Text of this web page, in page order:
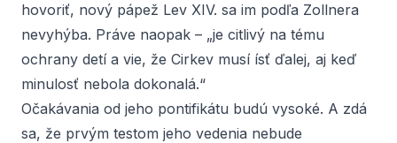
hovoriť, nový pápež Lev XIV. sa im podľa Zollnera
nevyhýba. Práve naopak – „je citlivý na tému
ochrany detí a vie, že Cirkev musí ísť ďalej, aj keď
minulosť nebola dokonalá.“
Očakávania od jeho pontifikátu budú vysoké. A zdá
sa, že prvým testom jeho vedenia nebude